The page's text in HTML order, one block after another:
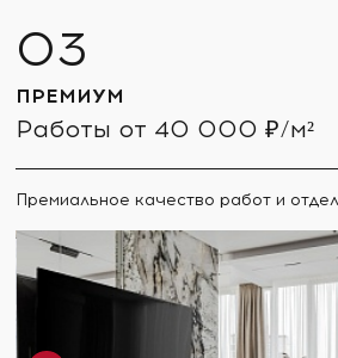
ПРЕМИУМ
Работы от 40 000 ₽/м²
Премиальное качество работ и